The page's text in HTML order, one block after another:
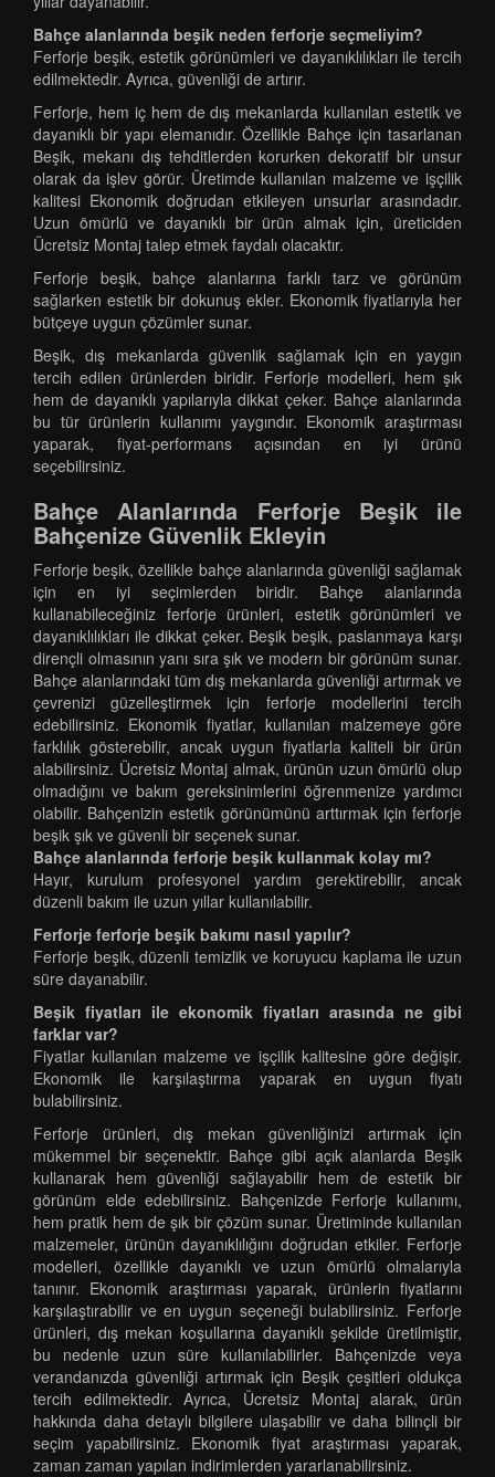
Bahçe alanlarında beşik neden ferforje seçmeliyim?
Ferforje beşik, estetik görünümleri ve dayanıklılıkları ile tercih
edilmektedir. Ayrıca, güvenliği de artırır.
Ferforje, hem iç hem de dış mekanlarda kullanılan estetik ve
dayanıklı bir yapı elemanıdır. Özellikle Bahçe için tasarlanan
Beşik, mekanı dış tehditlerden korurken dekoratif bir unsur
olarak da işlev görür. Üretimde kullanılan malzeme ve işçilik
kalitesi Ekonomik doğrudan etkileyen unsurlar arasındadır.
Uzun ömürlü ve dayanıklı bir ürün almak için, üreticiden
Ücretsiz Montaj talep etmek faydalı olacaktır.
Ferforje beşik, bahçe alanlarına farklı tarz ve görünüm
sağlarken estetik bir dokunuş ekler. Ekonomik fiyatlarıyla her
bütçeye uygun çözümler sunar.
Beşik, dış mekanlarda güvenlik sağlamak için en yaygın
tercih edilen ürünlerden biridir. Ferforje modelleri, hem şık
hem de dayanıklı yapılarıyla dikkat çeker. Bahçe alanlarında
bu tür ürünlerin kullanımı yaygındır. Ekonomik araştırması
yaparak, fiyat-performans açısından en iyi ürünü
seçebilirsiniz.
Bahçe Alanlarında Ferforje Beşik ile
Bahçenize Güvenlik Ekleyin
Ferforje beşik, özellikle bahçe alanlarında güvenliği sağlamak
için en iyi seçimlerden biridir. Bahçe alanlarında
kullanabileceğiniz ferforje ürünleri, estetik görünümleri ve
dayanıklılıkları ile dikkat çeker. Beşik beşik, paslanmaya karşı
dirençli olmasının yanı sıra şık ve modern bir görünüm sunar.
Bahçe alanlarındaki tüm dış mekanlarda güvenliği artırmak ve
çevrenizi güzelleştirmek için ferforje modellerini tercih
edebilirsiniz. Ekonomik fiyatlar, kullanılan malzemeye göre
farklılık gösterebilir, ancak uygun fiyatlarla kaliteli bir ürün
alabilirsiniz. Ücretsiz Montaj almak, ürünün uzun ömürlü olup
olmadığını ve bakım gereksinimlerini öğrenmenize yardımcı
olabilir. Bahçenizin estetik görünümünü arttırmak için ferforje
beşik şık ve güvenli bir seçenek sunar.
Bahçe alanlarında ferforje beşik kullanmak kolay mı?
Hayır, kurulum profesyonel yardım gerektirebilir, ancak
düzenli bakım ile uzun yıllar kullanılabilir.
Ferforje ferforje beşik bakımı nasıl yapılır?
Ferforje beşik, düzenli temizlik ve koruyucu kaplama ile uzun
süre dayanabilir.
Beşik fiyatları ile ekonomik fiyatları arasında ne gibi
farklar var?
Fiyatlar kullanılan malzeme ve işçilik kalitesine göre değişir.
Ekonomik ile karşılaştırma yaparak en uygun fiyatı
bulabilirsiniz.
Ferforje ürünleri, dış mekan güvenliğinizi artırmak için
mükemmel bir seçenektir. Bahçe gibi açık alanlarda Beşik
kullanarak hem güvenliği sağlayabilir hem de estetik bir
görünüm elde edebilirsiniz. Bahçenizde Ferforje kullanımı,
hem pratik hem de şık bir çözüm sunar. Üretiminde kullanılan
malzemeler, ürünün dayanıklılığını doğrudan etkiler. Ferforje
modelleri, özellikle dayanıklı ve uzun ömürlü olmalarıyla
tanınır. Ekonomik araştırması yaparak, ürünlerin fiyatlarını
karşılaştırabilir ve en uygun seçeneği bulabilirsiniz. Ferforje
ürünleri, dış mekan koşullarına dayanıklı şekilde üretilmiştir,
bu nedenle uzun süre kullanılabilirler. Bahçenizde veya
verandanızda güvenliği artırmak için Beşik çeşitleri oldukça
tercih edilmektedir. Ayrıca, Ücretsiz Montaj alarak, ürün
hakkında daha detaylı bilgilere ulaşabilir ve daha bilinçli bir
seçim yapabilirsiniz. Ekonomik fiyat araştırması yaparak,
zaman zaman yapılan indirimlerden yararlanabilirsiniz.